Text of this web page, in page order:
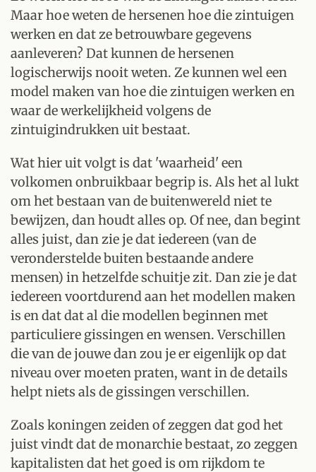
Maar hoe weten de hersenen hoe die zintuigen
werken en dat ze betrouwbare gegevens
aanleveren? Dat kunnen de hersenen
logischerwijs nooit weten. Ze kunnen wel een
model maken van hoe die zintuigen werken en
waar de werkelijkheid volgens de
zintuigindrukken uit bestaat.
Wat hier uit volgt is dat 'waarheid' een
volkomen onbruikbaar begrip is. Als het al lukt
om het bestaan van de buitenwereld niet te
bewijzen, dan houdt alles op. Of nee, dan begint
alles juist, dan zie je dat iedereen (van de
veronderstelde buiten bestaande andere
mensen) in hetzelfde schuitje zit. Dan zie je dat
iedereen voortdurend aan het modellen maken
is en dat dat al die modellen beginnen met
particuliere gissingen en wensen. Verschillen
die van de jouwe dan zou je er eigenlijk op dat
niveau over moeten praten, want in de details
helpt niets als de gissingen verschillen.
Zoals koningen zeiden of zeggen dat god het
juist vindt dat de monarchie bestaat, zo zeggen
kapitalisten dat het goed is om rijkdom te